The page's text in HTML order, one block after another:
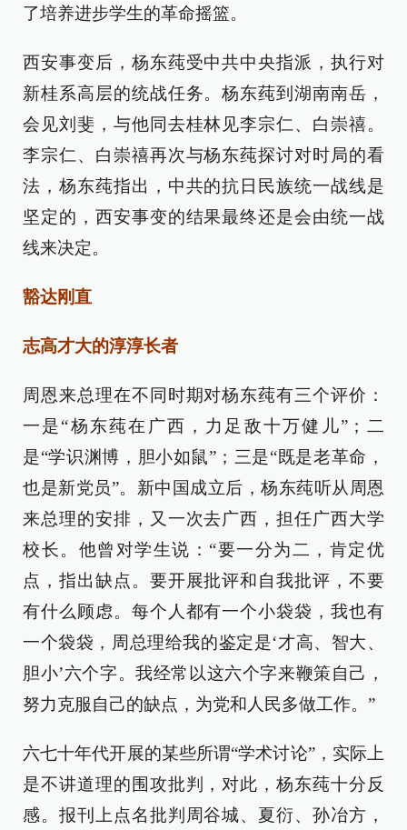
了培养进步学生的革命摇篮。
西安事变后，杨东莼受中共中央指派，执行对
新桂系高层的统战任务。杨东莼到湖南南岳，
会见刘斐，与他同去桂林见李宗仁、白崇禧。
李宗仁、白崇禧再次与杨东莼探讨对时局的看
法，杨东莼指出，中共的抗日民族统一战线是
坚定的，西安事变的结果最终还是会由统一战
线来决定。
豁达刚直
志高才大的淳淳长者
周恩来总理在不同时期对杨东莼有三个评价：
一是“杨东莼在广西，力足敌十万健儿”；二
是“学识渊博，胆小如鼠”；三是“既是老革命，
也是新党员”。新中国成立后，杨东莼听从周恩
来总理的安排，又一次去广西，担任广西大学
校长。他曾对学生说：“要一分为二，肯定优
点，指出缺点。要开展批评和自我批评，不要
有什么顾虑。每个人都有一个小袋袋，我也有
一个袋袋，周总理给我的鉴定是‘才高、智大、
胆小’六个字。我经常以这六个字来鞭策自己，
努力克服自己的缺点，为党和人民多做工作。”
六七十年代开展的某些所谓“学术讨论”，实际上
是不讲道理的围攻批判，对此，杨东莼十分反
感。报刊上点名批判周谷城、夏衍、孙冶方，